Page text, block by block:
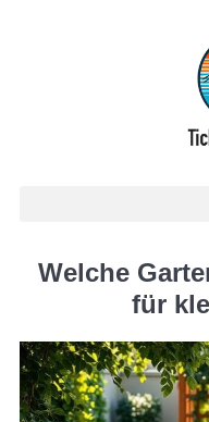
Welche
für